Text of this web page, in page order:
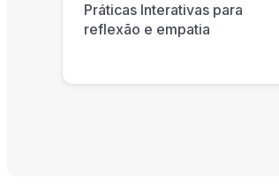
Práticas Interativas para
reflexão e empatia